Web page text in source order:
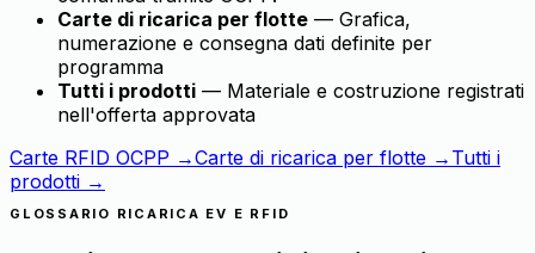
Carte di ricarica per flotte — Grafica,
numerazione e consegna dati definite per
programma
Tutti i prodotti — Materiale e costruzione registrati
nell'offerta approvata
Carte RFID OCPP →Carte di ricarica per flotte → Tutti i
prodotti →
GLOSSARIO RICARICA EV E RFID